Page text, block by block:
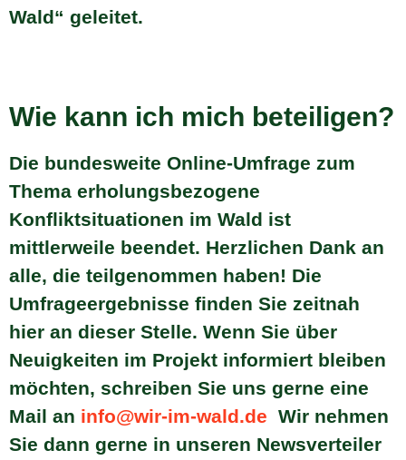
Wald“ geleitet.
Wie kann ich mich beteiligen?
Die bundesweite Online-Umfrage zum
Thema erholungsbezogene
Konfliktsituationen im Wald ist
mittlerweile beendet. Herzlichen Dank an
alle, die teilgenommen haben! Die
Umfrageergebnisse finden Sie zeitnah
hier an dieser Stelle. Wenn Sie über
Neuigkeiten im Projekt informiert bleiben
möchten, schreiben Sie uns gerne eine
Mail an info@wir-im-wald.de Wir nehmen
Sie dann gerne in unseren Newsverteiler